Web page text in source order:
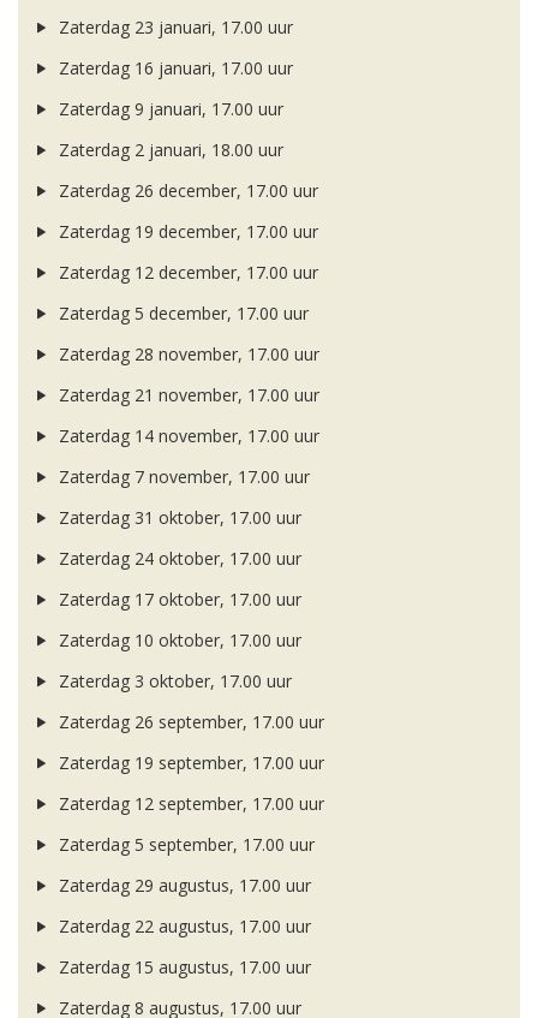
Zaterdag 23 januari, 17.00 uur
Zaterdag 16 januari, 17.00 uur
Zaterdag 9 januari, 17.00 uur
Zaterdag 2 januari, 18.00 uur
Zaterdag 26 december, 17.00 uur
Zaterdag 19 december, 17.00 uur
Zaterdag 12 december, 17.00 uur
Zaterdag 5 december, 17.00 uur
Zaterdag 28 november, 17.00 uur
Zaterdag 21 november, 17.00 uur
Zaterdag 14 november, 17.00 uur
Zaterdag 7 november, 17.00 uur
Zaterdag 31 oktober, 17.00 uur
Zaterdag 24 oktober, 17.00 uur
Zaterdag 17 oktober, 17.00 uur
Zaterdag 10 oktober, 17.00 uur
Zaterdag 3 oktober, 17.00 uur
Zaterdag 26 september, 17.00 uur
Zaterdag 19 september, 17.00 uur
Zaterdag 12 september, 17.00 uur
Zaterdag 5 september, 17.00 uur
Zaterdag 29 augustus, 17.00 uur
Zaterdag 22 augustus, 17.00 uur
Zaterdag 15 augustus, 17.00 uur
Zaterdag 8 augustus, 17.00 uur